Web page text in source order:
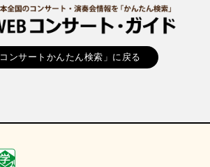
ンサートかんたん検索」に戻る